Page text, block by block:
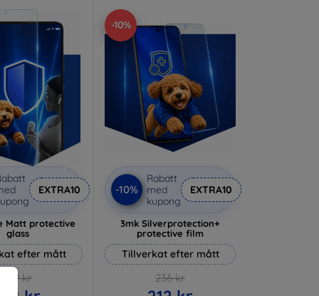
EXTRA10
Matt protective
glass
efter mått
169 kr
-10%
-10%
Rabatt
med
kupong
EXTRA10
3mk Silverprotection+
protective film
Tillverkat efter mått
236 kr